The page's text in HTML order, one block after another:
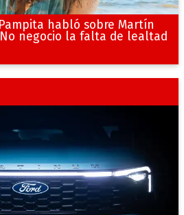
habló sobre Martín
negocio la falta de lealtad